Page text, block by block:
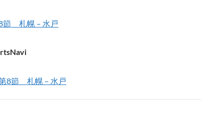
節 札幌 – 水戸
8節 札幌 – 水戸